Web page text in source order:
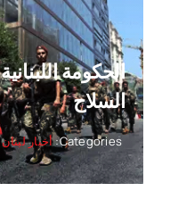
الحكومة
السلاح
Categories: أخبار لبنان